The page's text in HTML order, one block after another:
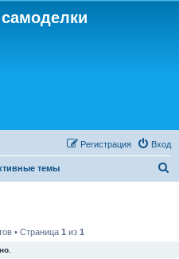
Вход
Регистрация
темы
• Страница 1 из 1